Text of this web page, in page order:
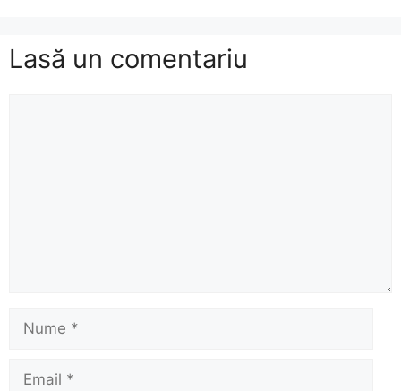
Lasă un comentariu